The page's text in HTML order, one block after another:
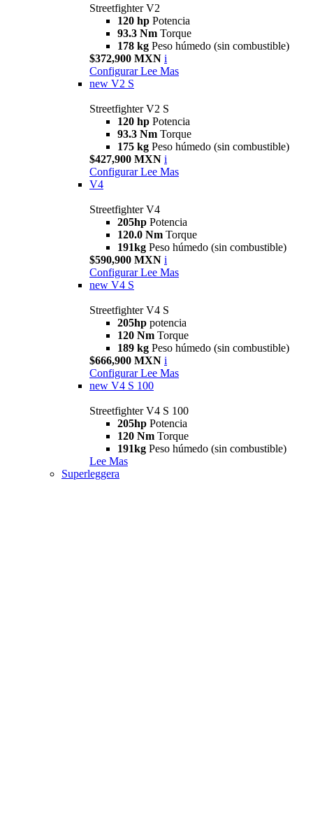
Streetfighter V2
120 hp Potencia
93.3 Nm Torque
178 kg Peso húmedo (sin combustible)
$372,900 MXN i
Configurar Lee Mas
new V2 S
Streetfighter V2 S
120 hp Potencia
93.3 Nm Torque
175 kg Peso húmedo (sin combustible)
$427,900 MXN i
Configurar Lee Mas
V4
Streetfighter V4
205hp Potencia
120.0 Nm Torque
191kg Peso húmedo (sin combustible)
$590,900 MXN i
Configurar Lee Mas
new V4 S
Streetfighter V4 S
205hp potencia
120 Nm Torque
189 kg Peso húmedo (sin combustible)
$666,900 MXN i
Configurar Lee Mas
new V4 S 100
Streetfighter V4 S 100
205hp Potencia
120 Nm Torque
191kg Peso húmedo (sin combustible)
Lee Mas
Superleggera